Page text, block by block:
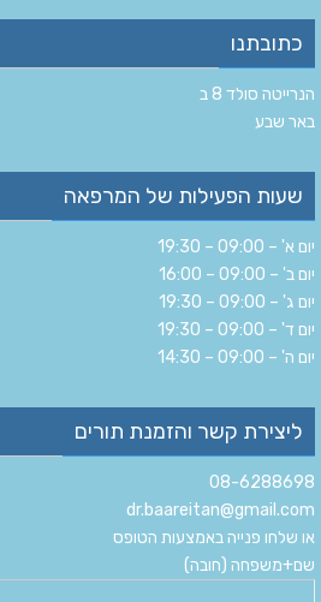
כתובתנו
הנרייטה סולד 8 ב‏
‏באר שבע‏
שעות הפעילות של המרפאה
יום א' – 09:00 – 19:30
יום ב' – 09:00 – 16:00
יום ג' – 09:00 – 19:30
יום ד' – 09:00 – 19:30
יום ה' – 09:00 – 14:30
ליצירת קשר והזמנת תורים
08-6288698
dr.baareitan@gmail.com
או שלחו פנייה באמצעות הטופס
שם+משפחה (חובה)